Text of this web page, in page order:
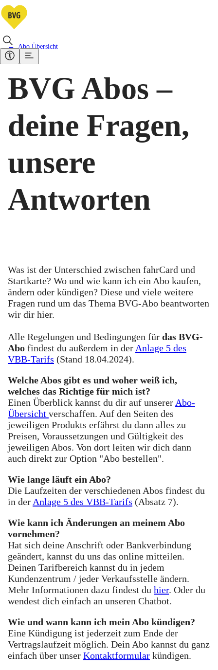
Abo Übersicht
BVG Abos –
deine Fragen,
unsere
Antworten
Was ist der Unterschied zwischen fahrCard und
Startkarte? Wo und wie kann ich ein Abo kaufen,
ändern oder kündigen? Diese und viele weitere
Fragen rund um das Thema BVG-Abo beantworten
wir dir hier.
Alle Regelungen und Bedingungen für das BVG-
Abo findest du außerdem in der Anlage 5 des
VBB-Tarifs (Stand 18.04.2024).
Welche Abos gibt es und woher weiß ich,
welches das Richtige für mich ist?
Einen Überblick kannst du dir auf unserer Abo-
Übersicht verschaffen. Auf den Seiten des
jeweiligen Produkts erfährst du dann alles zu
Preisen, Voraussetzungen und Gültigkeit des
jeweiligen Abos. Von dort leiten wir dich dann
auch direkt zur Option "Abo bestellen".
Wie lange läuft ein Abo?
Die Laufzeiten der verschiedenen Abos findest du
in der Anlage 5 des VBB-Tarifs (Absatz 7).
Wie kann ich Änderungen an meinem Abo
vornehmen?
Hat sich deine Anschrift oder Bankverbindung
geändert, kannst du uns das online mitteilen.
Deinen Tarifbereich kannst du in jedem
Kundenzentrum / jeder Verkaufsstelle ändern.
Mehr Informationen dazu findest du hier. Oder du
wendest dich einfach an unseren Chatbot.
Wie und wann kann ich mein Abo kündigen?
Eine Kündigung ist jederzeit zum Ende der
Vertragslaufzeit möglich. Dein Abo kannst du ganz
einfach über unser Kontaktformular kündigen.